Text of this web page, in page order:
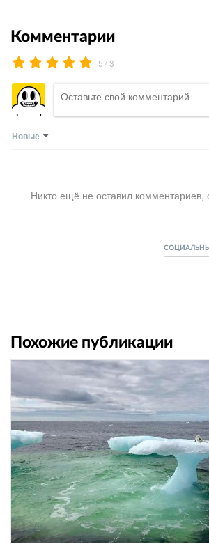
Комментарии
5 /3
Новые
Никто ещё не оставил комментариев,
Похожие публикации